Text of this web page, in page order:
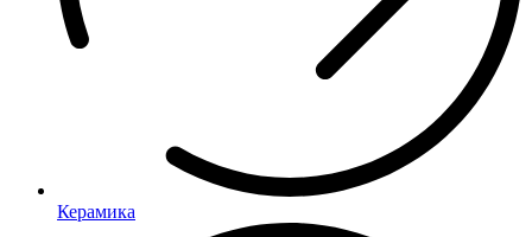
Керамика